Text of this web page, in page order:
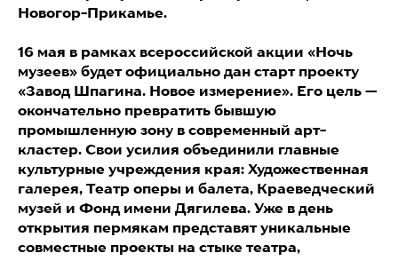
Новогор-Прикамье.
16 мая в рамках всероссийской акции «Ночь
музеев» будет официально дан старт проекту
«Завод Шпагина. Новое измерение». Его цель —
окончательно превратить бывшую
промышленную зону в современный арт-
кластер. Свои усилия объединили главные
культурные учреждения края: Художественная
галерея, Театр оперы и балета, Краеведческий
музей и Фонд имени Дягилева. Уже в день
открытия пермякам представят уникальные
совместные проекты на стыке театра,